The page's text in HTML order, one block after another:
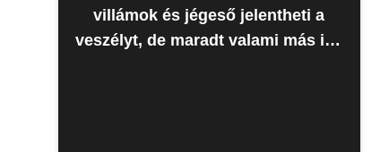
villámok és jégeső jelentheti a
veszélyt, de maradt valami más is -